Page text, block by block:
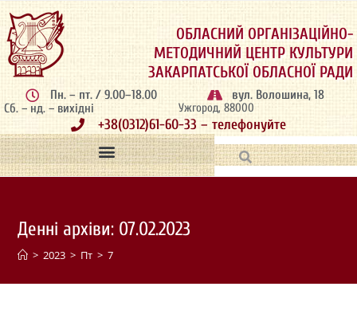
ОБЛАСНИЙ ОРГАНІЗАЦІЙНО-
МЕТОДИЧНИЙ ЦЕНТР КУЛЬТУРИ
ЗАКАРПАТСЬКОЇ ОБЛАСНОЇ РАДИ
Пн. – пт. / 9.00–18.00
Сб. – нд. – вихідні
вул. Волошина, 18
Ужгород, 88000
+38(0312)61-60-33 – телефонуйте
Денні архіви: 07.02.2023
> 2023 > Пт > 7